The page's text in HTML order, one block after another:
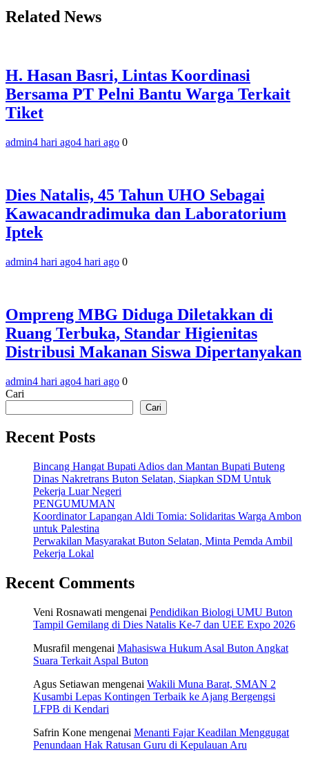
Related News
H. Hasan Basri, Lintas Koordinasi
Bersama PT Pelni Bantu Warga Terkait
Tiket
admin4 hari ago4 hari ago 0
‎Dies Natalis, 45 Tahun UHO Sebagai
Kawacandradimuka dan Laboratorium
Iptek‎
admin4 hari ago4 hari ago 0
Ompreng MBG Diduga Diletakkan di
Ruang Terbuka, Standar Higienitas
Distribusi Makanan Siswa Dipertanyakan
admin4 hari ago4 hari ago 0
Cari
Cari
Recent Posts
Bincang Hangat Bupati Adios dan Mantan Bupati Buteng
Dinas Nakretrans Buton Selatan, Siapkan SDM Untuk
Pekerja Luar Negeri
PENGUMUMAN
Koordinator Lapangan Aldi Tomia: Solidaritas Warga Ambon
untuk Palestina
Perwakilan Masyarakat Buton Selatan, Minta Pemda Ambil
Pekerja Lokal
Recent Comments
Veni Rosnawati mengenai Pendidikan Biologi UMU Buton
Tampil Gemilang di Dies Natalis Ke-7 dan UEE Expo 2026
Musrafil mengenai Mahasiswa Hukum Asal Buton Angkat
Suara Terkait Aspal Buton
Agus Setiawan mengenai Wakili Muna Barat, SMAN 2
Kusambi Lepas Kontingen Terbaik ke Ajang Bergengsi
LFPB di Kendari
Safrin Kone mengenai Menanti Fajar Keadilan Menggugat
Penundaan Hak Ratusan Guru di Kepulauan Aru